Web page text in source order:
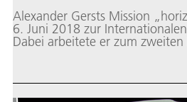
Alexander Gersts Mission
6. Juni 2018 zur
Dabei arbeitete er zum
großen Raumfahrtnationen